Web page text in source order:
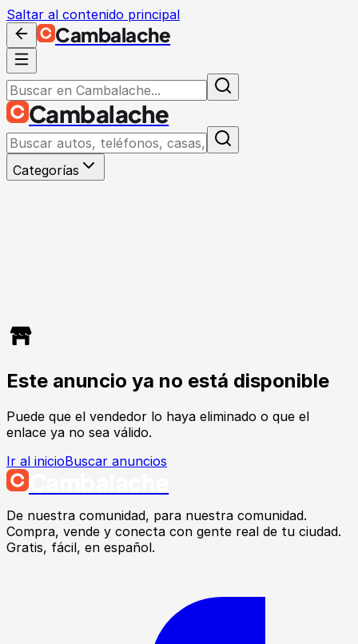
Saltar al contenido principal
Cambalache
Cambalache
Categorías
Este anuncio ya no está disponible
Puede que el vendedor lo haya eliminado o que el
enlace ya no sea válido.
Ir al inicioBuscar anuncios
De nuestra comunidad, para nuestra comunidad.
Compra, vende y conecta con gente real de tu ciudad.
Gratis, fácil, en español.